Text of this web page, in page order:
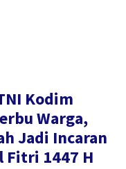
Kodim
Warga,
Jadi Incaran
Fitri 1447 H